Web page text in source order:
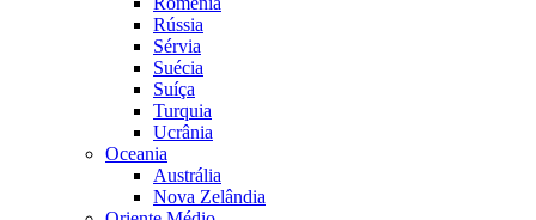
Rússia
Sérvia
Suécia
Suíça
Turquia
Ucrânia
Oceania
Austrália
Nova Zelândia